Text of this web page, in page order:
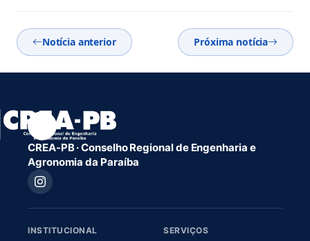
Notícia anterior Próxima notícia
CREA-PB · Conselho Regional de Engenharia e
Agronomia da Paraíba
INSTITUCIONAL SERVIÇOS